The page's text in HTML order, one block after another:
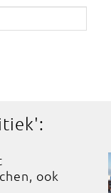
':
ook